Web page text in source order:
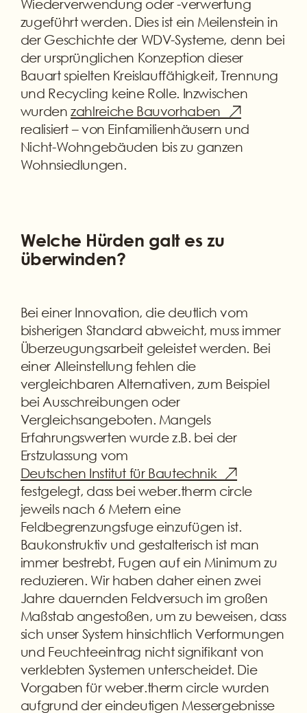
Wiederverwendung oder -verwertung
zugeführt werden. Dies ist ein Meilenstein in
der Geschichte der WDV-Systeme, denn bei
der ursprünglichen Konzeption dieser
Bauart spielten Kreislauffähigkeit, Trennung
und Recycling keine Rolle. Inzwischen
wurdenzahlreiche Bauvorhaben
realisiert – von Einfamilienhäusern und
Nicht-Wohngebäuden bis zu ganzen
Wohnsiedlungen.
Welche Hürden galt es zu
überwinden?
Bei einer Innovation, die deutlich vom
bisherigen Standard abweicht, muss immer
Überzeugungsarbeit geleistet werden. Bei
einer Alleinstellung fehlen die
vergleichbaren Alternativen, zum Beispiel
bei Ausschreibungen oder
Vergleichsangeboten. Mangels
Erfahrungswerten wurde z.B. bei der
Erstzulassung vom
Deutschen Institut für Bautechnik
festgelegt, dass bei weber.therm circle
jeweils nach 6 Metern eine
Feldbegrenzungsfuge einzufügen ist.
Baukonstruktiv und gestalterisch ist man
immer bestrebt, Fugen auf ein Minimum zu
reduzieren. Wir haben daher einen zwei
Jahre dauernden Feldversuch im großen
Maßstab angestoßen, um zu beweisen, dass
sich unser System hinsichtlich Verformungen
und Feuchteeintrag nicht signifikant von
verklebten Systemen unterscheidet. Die
Vorgaben für weber.therm circle wurden
aufgrund der eindeutigen Messergebnisse